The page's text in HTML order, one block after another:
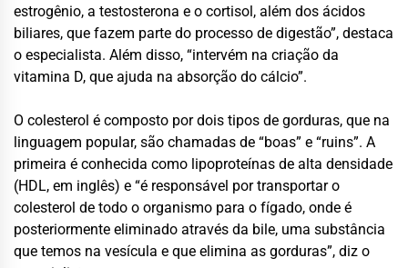
estrogênio, a testosterona e o cortisol, além dos ácidos
biliares, que fazem parte do processo de digestão”, destaca
o especialista. Além disso, “intervém na criação da
vitamina D, que ajuda na absorção do cálcio”.
O colesterol é composto por dois tipos de gorduras, que na
linguagem popular, são chamadas de “boas” e “ruins”. A
primeira é conhecida como lipoproteínas de alta densidade
(HDL, em inglês) e “é responsável por transportar o
colesterol de todo o organismo para o fígado, onde é
posteriormente eliminado através da bile, uma substância
que temos na vesícula e que elimina as gorduras”, diz o